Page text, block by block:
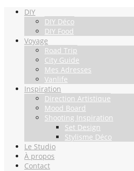
DIY
DIY Déco
DIY Food
Voyage
Road Trip
City Guide
Mes Adresses
Vanlife
Inspiration
Direction Artistique
Mood Board
Shooting Inspiration
Set Design
Stylisme Déco
Le Studio
À propos
Contact